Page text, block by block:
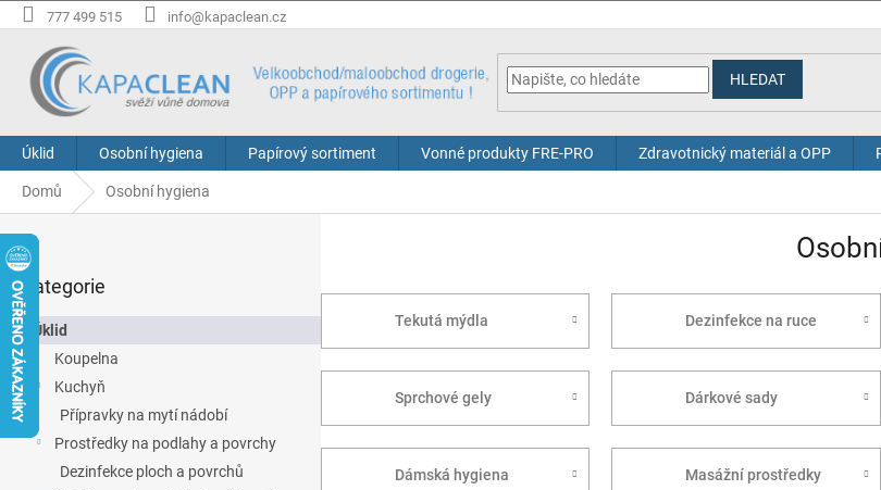
Přejít
na
777 499 515 info@kapaclean.cz
HLEDAT
Úklid Osobní hygiena Papírový sortiment Vonné produkty FRE-PRO Zdravotnický materiál a OPP
Domů Osobní hygiena
o
s
p
Přeskočit
kategorie
Kategorie
Úklid
Koupelna
Kuchyň
Přípravky na mytí nádobí
Prostředky na podlahy a povrchy
Dezinfekce ploch a povrchů
Tekutá mýdla Dezinfekce na ruce
Sprchové gely Dárkové sady
Dámská hygiena Masážní prostředky